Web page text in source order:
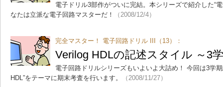
電子ドリル3部作がついに完結。本シリーズで紹介した“
なたは立派な電子回路マスターだ！
（2008/12/4）
完全マスター！ 電子回路ドリル III（13）：
Verilog HDLの記述スタイル ～3
電子回路ドリルシリーズもいよいよ大詰め！ 今回は3学
HDL”をテーマに期末考査を行います。
（2008/11/27）